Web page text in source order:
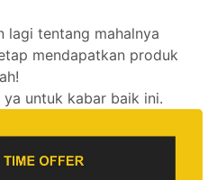
lagi tentang mahalnya
mendapatkan produk
untuk kabar baik ini.